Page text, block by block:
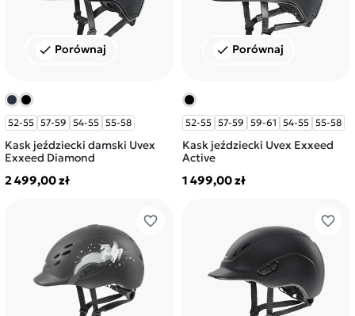
check Porównaj
52-55 57-59 54-55 55-58
Kask jeździecki damski Uvex
Exxeed Diamond
2 499,00 zł
check Porównaj
52-55 57-59 59-61 54-55 55-58
Kask jeździecki Uvex Exxeed
Active
1 499,00 zł
favorite_border favorite_border